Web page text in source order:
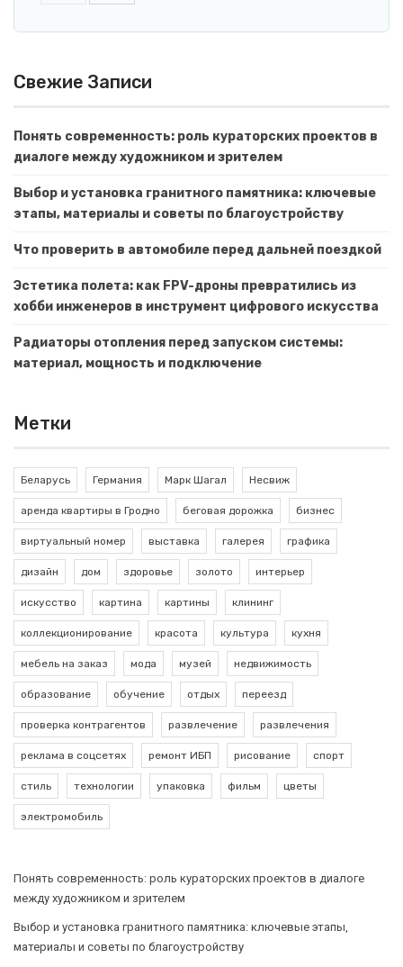
Свежие Записи
Понять современность: роль кураторских проектов в
диалоге между художником и зрителем
Выбор и установка гранитного памятника: ключевые
этапы, материалы и советы по благоустройству
Что проверить в автомобиле перед дальней поездкой
Эстетика полета: как FPV-дроны превратились из
хобби инженеров в инструмент цифрового искусства
Радиаторы отопления перед запуском системы:
материал, мощность и подключение
Метки
Беларусь Германия Марк Шагал Несвиж
аренда квартиры в Гродно беговая дорожка бизнес
виртуальный номер выставка галерея графика
дизайн дом здоровье золото интерьер
искусство картина картины клининг
коллекционирование красота культура кухня
мебель на заказ мода музей недвижимость
образование обучение отдых переезд
проверка контрагентов развлечение развлечения
реклама в соцсетях ремонт ИБП рисование спорт
стиль технологии упаковка фильм цветы
электромобиль
Понять современность: роль кураторских проектов в диалоге
между художником и зрителем
Выбор и установка гранитного памятника: ключевые этапы,
материалы и советы по благоустройству